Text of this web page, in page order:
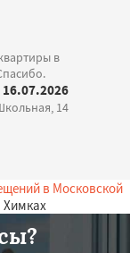
в
14
в Московской